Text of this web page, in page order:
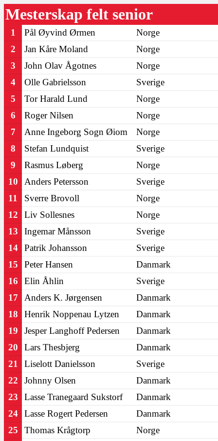
Mesterskap felt senior
1 Pål Øyvind Ørmen
Norge
2
Jan Kåre Moland
Norge
3
John Olav Ågotnes
Norge
4
Olle Gabrielsson
Sverige
5
Tor Harald Lund
Norge
6
Roger Nilsen
Norge
7
Anne Ingeborg Sogn Øiom
Norge
8
Stefan Lundquist
Sverige
9
Rasmus Løberg
Norge
10
Anders Petersson
Sverige
11
Sverre Brovoll
Norge
12
Liv Sollesnes
Norge
13
Ingemar Månsson
Sverige
14
Patrik Johansson
Sverige
15
Peter Hansen
Danmark
16
Elin Åhlin
Sverige
17
Anders K. Jørgensen
Danmark
18
Henrik Noppenau Lytzen
Danmark
19
Jesper Langhoff Pedersen
Danmark
20
Lars Thesbjerg
Danmark
21
Liselott Danielsson
Sverige
22
Johnny Olsen
Danmark
23
Lasse Tranegaard Sukstorf
Danmark
24
Lasse Rogert Pedersen
Danmark
25
Thomas Krågtorp
Norge